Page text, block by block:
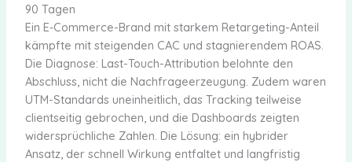
90 Tagen
Ein E‑Commerce-Brand mit starkem Retargeting-Anteil
kämpfte mit steigenden CAC und stagnierendem ROAS.
Die Diagnose: Last-Touch-Attribution belohnte den
Abschluss, nicht die Nachfrageerzeugung. Zudem waren
UTM-Standards uneinheitlich, das Tracking teilweise
clientseitig gebrochen, und die Dashboards zeigten
widersprüchliche Zahlen. Die Lösung: ein hybrider
Ansatz, der schnell Wirkung entfaltet und langfristig